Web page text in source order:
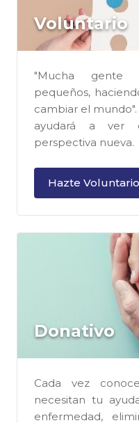
Voluntario
"Mucha gente
pequeños,
cambiar el
ayudará a ver
perspectiva nueva.
Hazte Voluntario
Donativo
Cada vez
necesitan tu
enfermedad,